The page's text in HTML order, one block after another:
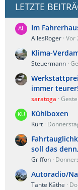
LETZTE
Im
AllesRoger Vor
Klima-
Steuermann
immer
saratoga
Kühlboxen
Kurt
soll das denn,
Griffon
Autoradio/
Tante Käthe